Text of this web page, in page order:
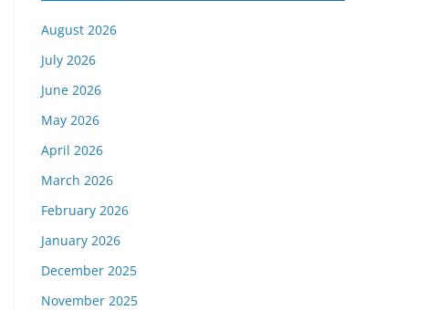
August 2026
July 2026
June 2026
May 2026
April 2026
March 2026
February 2026
January 2026
December 2025
November 2025